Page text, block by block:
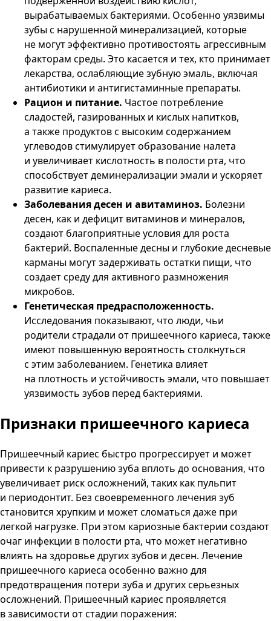
вырабатываемых бактериями. Особенно уязвимы
зубы с нарушенной минерализацией, которые
не могут эффективно противостоять агрессивным
факторам среды. Это касается и тех, кто принимает
лекарства, ослабляющие зубную эмаль, включая
антибиотики и антигистаминные препараты.
Рацион и питание. Частое потребление
сладостей, газированных и кислых напитков,
а также продуктов с высоким содержанием
углеводов стимулирует образование налета
и увеличивает кислотность в полости рта, что
способствует деминерализации эмали и ускоряет
развитие кариеса.
Заболевания десен и авитаминоз. Болезни
десен, как и дефицит витаминов и минералов,
создают благоприятные условия для роста
бактерий. Воспаленные десны и глубокие десневые
карманы могут задерживать остатки пищи, что
создает среду для активного размножения
микробов.
Генетическая предрасположенность.
Исследования показывают, что люди, чьи
родители страдали от пришеечного кариеса, также
имеют повышенную вероятность столкнуться
с этим заболеванием. Генетика влияет
на плотность и устойчивость эмали, что повышает
уязвимость зубов перед бактериями.
Признаки пришеечного кариеса
Пришеечный кариес быстро прогрессирует и может
привести к разрушению зуба вплоть до основания, что
увеличивает риск осложнений, таких как пульпит
и периодонтит. Без своевременного лечения зуб
становится хрупким и может сломаться даже при
легкой нагрузке. При этом кариозные бактерии создают
очаг инфекции в полости рта, что может негативно
влиять на здоровье других зубов и десен. Лечение
пришеечного кариеса особенно важно для
предотвращения потери зуба и других серьезных
осложнений. Пришеечный кариес проявляется
в зависимости от стадии поражения: